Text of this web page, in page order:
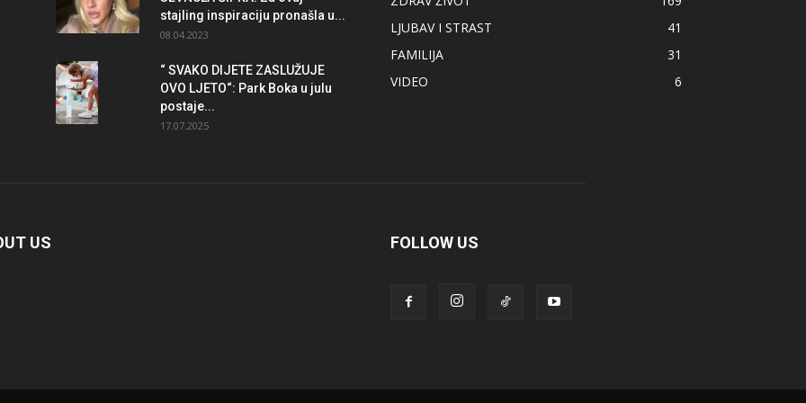
stajling inspiraciju pronašla u...
08.04.2023
“ SVAKO DIJETE ZASLUŽUJE
OVO LJETO“: Park Boka u julu
postaje...
17.07.2025
LJUBAV I STRAST
41
FAMILIJA
31
VIDEO
6
US FOLLOW US